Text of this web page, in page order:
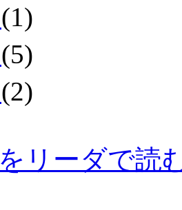
(1)
(5)
(2)
リーダで読